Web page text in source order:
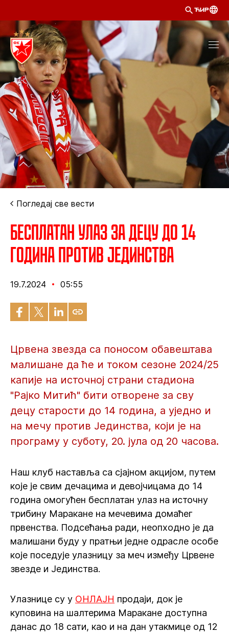
ЋИР
Погледај све вести
Бесплатан улаз за децу до 14
година против Јединства
19.7.2024 05:55
Црвена звезда са поносом обавештава
малишане да ће и током сезоне 2024/25
капије на источној страни стадиона
"Рајко Митић" бити отворене за сву
децу старости до 14 година, а уједно и
на мечу против Јединства, који је на
програму у суботу, 20. јула од 20 часова.
Наш клуб наставља са сјајном акцијом, путем
које је свим дечацима и девојчицама до 14
година омогућен бесплатан улаз на источну
трибину Маракане на мечевима домаћег
првенства. Подсећања ради, неопходно је да
малишани буду у пратњи једне одрасле особе
које поседује улазницу за меч између Црвене
звезде и Јединства.
Улазнице су у ОНЛАЈН продаји, док је
куповина на шалтерима Маракане доступна
данас до 18 сати, као и на дан утакмице од 12